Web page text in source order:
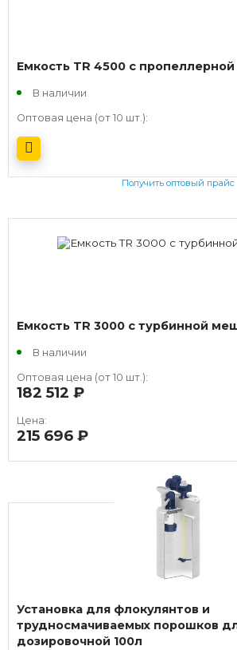
Емкость TR 4500 c
В наличии
Оптовая цена (от 10 шт.):
Получить оптовый прайс
Емкость TR 3000 с турбинной
В наличии
Оптовая цена (от 10 шт.):
182 512
Цена:
215 696
Установка для флокулянтов и
трудносмачиваемых порошков
дозировочной 100л